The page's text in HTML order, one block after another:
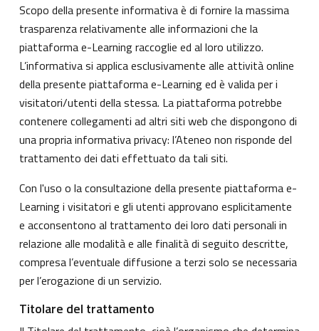
Scopo della presente informativa è di fornire la massima
trasparenza relativamente alle informazioni che la
piattaforma e-Learning raccoglie ed al loro utilizzo.
L’informativa si applica esclusivamente alle attività online
della presente piattaforma e-Learning ed è valida per i
visitatori/utenti della stessa. La piattaforma potrebbe
contenere collegamenti ad altri siti web che dispongono di
una propria informativa privacy: l’Ateneo non risponde del
trattamento dei dati effettuato da tali siti.
Con l'uso o la consultazione della presente piattaforma e-
Learning i visitatori e gli utenti approvano esplicitamente
e acconsentono al trattamento dei loro dati personali in
relazione alle modalità e alle finalità di seguito descritte,
compresa l’eventuale diffusione a terzi solo se necessaria
per l’erogazione di un servizio.
Titolare del trattamento